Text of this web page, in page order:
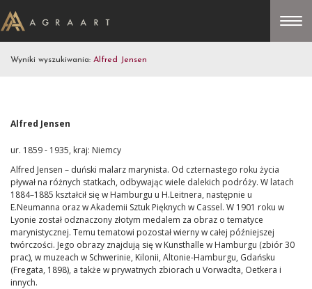
Wyniki wyszukiwania: Alfred Jensen
Alfred Jensen
ur. 1859 - 1935, kraj: Niemcy
Alfred Jensen – duński malarz marynista. Od czternastego roku życia
pływał na różnych statkach, odbywając wiele dalekich podróży. W latach
1884–1885 kształcił się w Hamburgu u H.Leitnera, następnie u
E.Neumanna oraz w Akademii Sztuk Pięknych w Cassel. W 1901 roku w
Lyonie został odznaczony złotym medalem za obraz o tematyce
marynistycznej. Temu tematowi pozostał wierny w całej późniejszej
twórczości. Jego obrazy znajdują się w Kunsthalle w Hamburgu (zbiór 30
prac), w muzeach w Schwerinie, Kilonii, Altonie-Hamburgu, Gdańsku
(Fregata, 1898), a także w prywatnych zbiorach u Vorwadta, Oetkera i
innych.